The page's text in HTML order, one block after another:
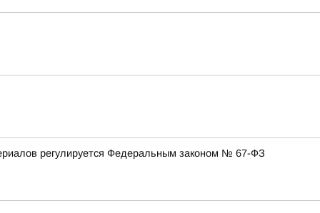
регулируется Федеральным законом № 67-ФЗ